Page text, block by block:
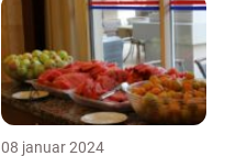
08 januar 2024